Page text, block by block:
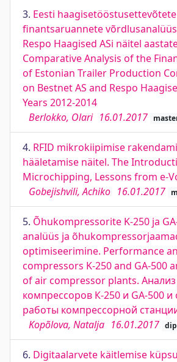
3. Eesti haagisetööstusettevõtete
finantsaruannete võrdlusanalüüs
Respo Haagised ASi näitel
Comparative Analysis of the
of Estonian Trailer Production
on Bestnet AS and Respo
Years 2012-2014
Berlokko, Olari 16.01.2017
4. RFID mikrokiipimise
hääletamise näitel. The
Microchipping, Lessons from e-
Gobejishvili, Achiko 16.01.2017
5. Õhukompressorite K-250 ja
analüüs ja
optimiseerimine. Performance
compressors K-250 and GA-500
of air compressor plants.
компрессоров К-250 и GA-500
работы компрессорной
Kopõlova, Natalja 16.01.2017
6. Digitaalarvete käitlemise